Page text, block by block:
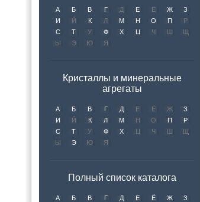
А Б В Г Д Е Ё Ж
З
И
Й К Л М Н О П
Р
С
Т У Ф Х Ц Ч Ш
Щ
Ы
Э Ю Я
Кристаллы и минеральные
агрегаты
А Б В Г Д Е Ё Ж
З
И
Й К Л М Н О П
Р
С
Т У Ф Х Ц Ч Ш
Щ
Ы
Э Ю Я
Полный список каталога
А Б В Г Д Е Ё Ж
З